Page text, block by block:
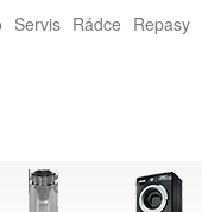
Servis Rádce Repasy